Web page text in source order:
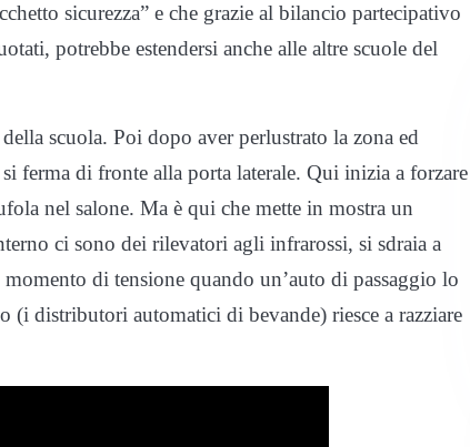
sicurezza” e che grazie al bilancio partecipativo
potrebbe estendersi anche alle altre scuole del
scuola. Poi dopo aver perlustrato la zona ed
ferma di fronte alla porta laterale. Qui inizia a forzare
nel salone. Ma è qui che mette in mostra un
ci sono dei rilevatori agli infrarossi, si sdraia a
di tensione quando un’auto di passaggio lo
distributori automatici di bevande) riesce a razziare